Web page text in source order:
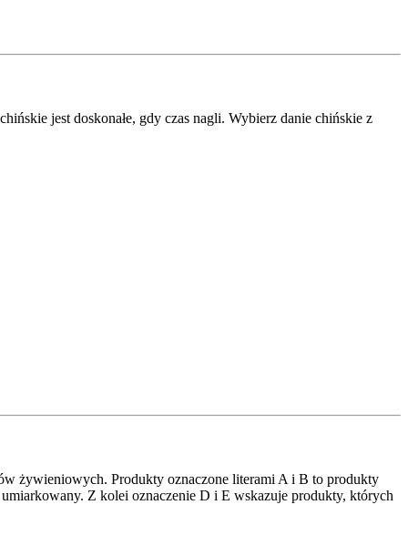
jest doskonałe, gdy czas nagli. Wybierz danie chińskie z
żywieniowych. Produkty oznaczone literami A i B to produkty
Z kolei oznaczenie D i E wskazuje produkty, których